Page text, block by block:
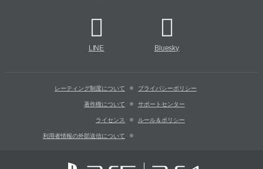
LINE Bluesky
レーティング制度について プライバシーポリシー
著作権について サポートセンター
ライセンス ルール＆ポリシー
利用者情報の外部送信について